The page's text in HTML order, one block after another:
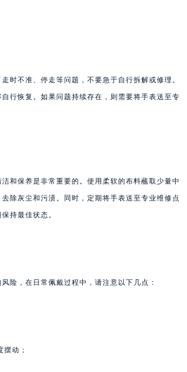
时不准、停走等问题，不要急于自行拆解或修理。
行恢复。如果问题持续存在，则需要将手表送至专
和保养是非常重要的。使用柔软的布料蘸取少量中
除灰尘和污渍。同时，定期将手表送至专业维修点
持最佳状态。
险，在日常佩戴过程中，请注意以下几点：
动；